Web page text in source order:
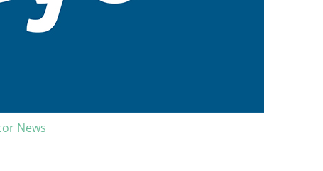
News